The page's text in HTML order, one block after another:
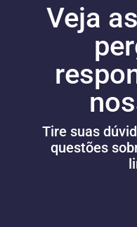
Veja
Tire suas
questões